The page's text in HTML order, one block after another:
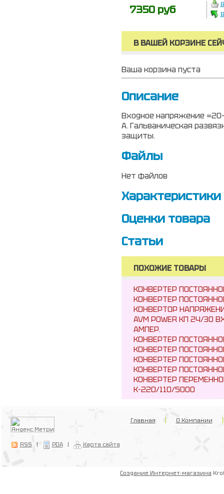
7350 руб
В ВАШЕЙ КОРЗИНЕ
Ваша корзина пуста
Описание
Входное напряжение
А. Гальваническая
защиты.
Файлы
Нет файлов
Характеристики
Оценки товара
Статьи
ПОХОЖИЕ ТОВАРЫ
КОНВЕРТЕР
КОНВЕРТЕР
КОНВЕРТОР
AVM POWER KП 24/
АМПЕР.
КОНВЕРТЕР
КОНВЕРТЕР
КОНВЕРТЕР
КОНВЕРТЕР
КОНВЕРТЕР
К-220/110/5000
RSS | PDA | Карта сайта
Главная О Компании
Создание Интернет-магазина